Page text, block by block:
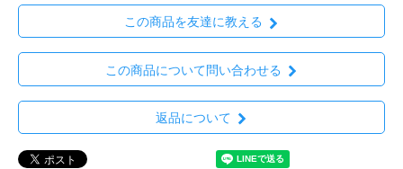
この商品を友達に教える
この商品について問い合わせる
返品について